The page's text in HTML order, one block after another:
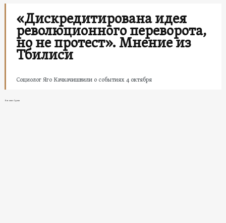
«Дискредитирована идея
революционного переворота,
но не протест». Мнение из
Тбилиси
Социолог Яго Качкачишвили о событиях 4 октября
Новости в Грузии